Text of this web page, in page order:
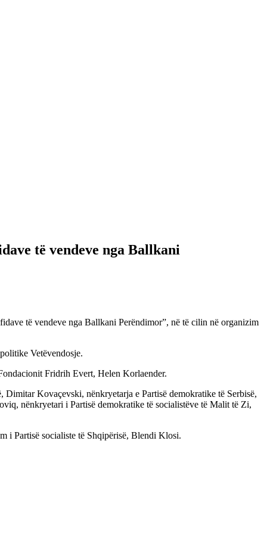
të vendeve nga Ballkani
të vendeve nga Ballkani Perëndimor”, në të cilin në organizim
Vetëvendosje.
Fridrih Evert, Helen Korlaender.
Kovaçevski, nënkryetarja e Partisë demokratike të Serbisë,
nënkryetari i Partisë demokratike të socialistëve të Malit të Zi,
i Partisë socialiste të Shqipërisë, Blendi Klosi.